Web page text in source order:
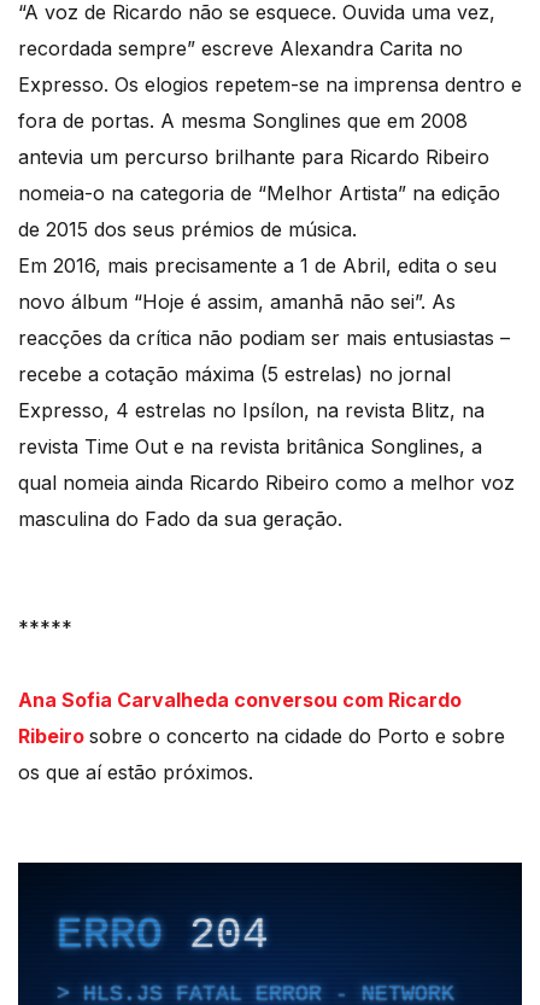
“A voz de Ricardo não se esquece. Ouvida uma vez,
recordada sempre” escreve Alexandra Carita no
Expresso. Os elogios repetem-se na imprensa dentro e
fora de portas. A mesma Songlines que em 2008
antevia um percurso brilhante para Ricardo Ribeiro
nomeia-o na categoria de “Melhor Artista” na edição
de 2015 dos seus prémios de música.
Em 2016, mais precisamente a 1 de Abril, edita o seu
novo álbum “Hoje é assim, amanhã não sei”. As
reacções da crítica não podiam ser mais entusiastas –
recebe a cotação máxima (5 estrelas) no jornal
Expresso, 4 estrelas no Ipsílon, na revista Blitz, na
revista Time Out e na revista britânica Songlines, a
qual nomeia ainda Ricardo Ribeiro como a melhor voz
masculina do Fado da sua geração.
*****
Ana Sofia Carvalheda conversou com Ricardo
Ribeiro sobre o concerto na cidade do Porto e sobre
os que aí estão próximos.